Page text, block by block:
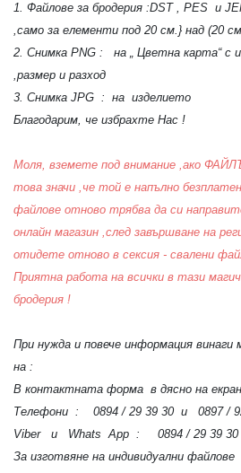
1. Файлове за бродерия :DST , PES и
,само за елементи под 20 см.} над (20
2. Снимка PNG : на „ Цветна карта“ с
,размер и разход
3. Снимка JPG : на изделието
Благодарим, че избрахте Нас !
Моля, вземете под внимание ,ако
това значи ,че той е напълно
файлове отново трябва да си
онлайн магазин ,след завършване на
отидете отново в сексия -
Приятна работа на всички в тази
бродерия !
При нужда и повече информация
на :
В контактната форма в дясно на
Телефони : 0894 / 29 39 30 и 0897 /
Viber и Whats App : 0894 / 29 39 30
За изготвяне на индивидуални